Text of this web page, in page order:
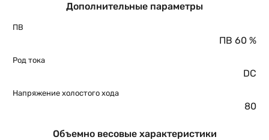
Дополнительные параметры
ПВ
ПВ 60 %
Род тока
DC
Напряжение холостого хода
80
Объемно весовые характеристики